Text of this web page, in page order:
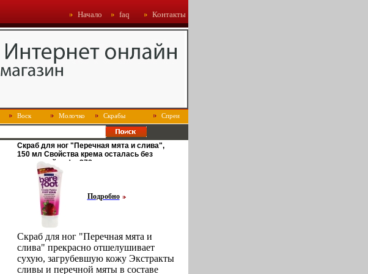
Начало faq Контакты
Воск Молочко Скрабы Спреи
Скраб для ног "Перечная мята и слива",
150 мл Свойства крема осталась без
изменений инфо 278r.
Подробно
Скраб для ног "Перечная мята и
слива" прекрасно отшелушивает
сухую, загрубевшую кожу Экстракты
сливы и перечной мяты в составе